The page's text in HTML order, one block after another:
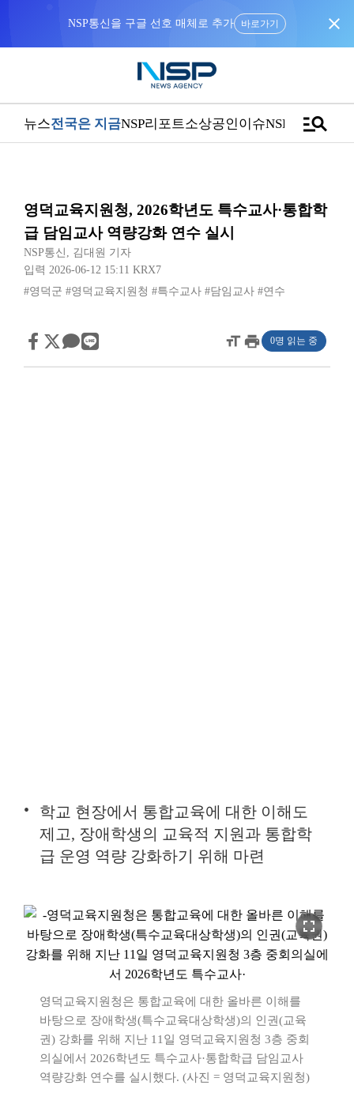
NSP통신을 구글 선호 매체로 추가 바로가기 close
뉴스전국은 지금NSP리포트소상공인이슈NSPTVmanage_search
영덕교육지원청, 2026학년도 특수교사·통합학
급 담임교사 역량강화 연수 실시
NSP통신 , 김대원 기자
입력 2026-06-12 15:11 KRX7
#영덕군 #영덕교육지원청 #특수교사 #담임교사 #연수
format_sizeprint 0명 읽는 중
학교 현장에서 통합교육에 대한 이해도
제고, 장애학생의 교육적 지원과 통합학
급 운영 역량 강화하기 위해 마련
fullscreen
영덕교육지원청은 통합교육에 대한 올바른 이해를
바탕으로 장애학생(특수교육대상학생)의 인권(교육
권) 강화를 위해 지난 11일 영덕교육지원청 3층 중회
의실에서 2026학년도 특수교사·통합학급 담임교사
역량강화 연수를 실시했다. (사진 = 영덕교육지원청)